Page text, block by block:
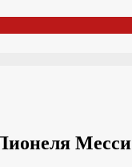
Месси